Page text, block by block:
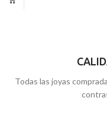
quilates, contiene una animada
Puedes encontrarla en
prefieres, encargarla online
Todas las joyas